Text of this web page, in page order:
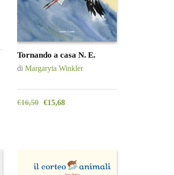
Tornando a casa N. E.
di Margaryta Winkler
€16,50 €15,68